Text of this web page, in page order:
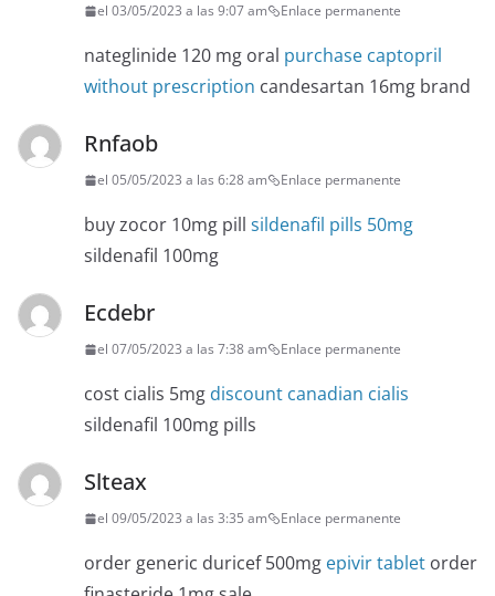
el 03/05/2023 a las 9:07 am Enlace permanente
nateglinide 120 mg oral purchase captopril
without prescription candesartan 16mg brand
Rnfaob
el 05/05/2023 a las 6:28 am Enlace permanente
buy zocor 10mg pill sildenafil pills 50mg
sildenafil 100mg
Ecdebr
el 07/05/2023 a las 7:38 am Enlace permanente
cost cialis 5mg discount canadian cialis
sildenafil 100mg pills
Slteax
el 09/05/2023 a las 3:35 am Enlace permanente
order generic duricef 500mg epivir tablet order